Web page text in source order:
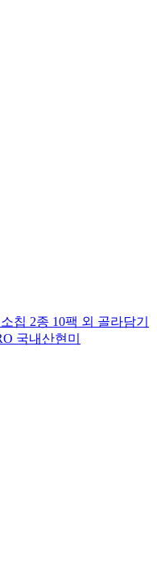
칩 2종 10팩 외 골라담기
국내산현미